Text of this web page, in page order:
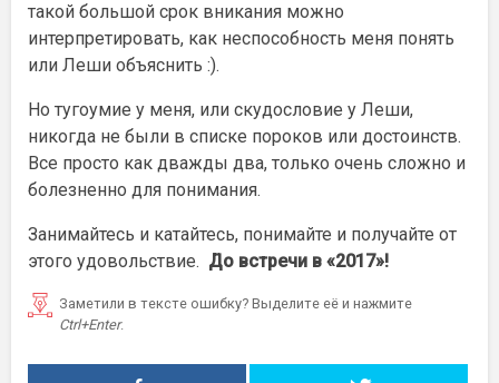
такой большой срок вникания можно
интерпретировать, как неспособность меня понять
или Леши объяснить :).
Но тугоумие у меня, или скудословие у Леши,
никогда не были в списке пороков или достоинств.
Все просто как дважды два, только очень сложно и
болезненно для понимания.
Занимайтесь и катайтесь, понимайте и получайте от
этого удовольствие. До встречи в «2017»!
Заметили в тексте ошибку? Выделите её и нажмите
Ctrl+Enter.